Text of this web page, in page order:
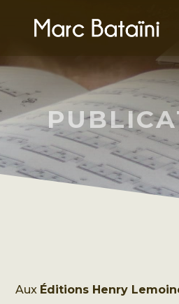
Aux Éditions Henry